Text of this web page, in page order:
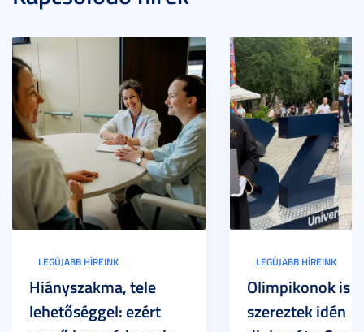
LEGÚJABB HÍREINK
Hiányszakma, tele
lehetőséggel: ezért
LEGÚJABB HÍREINK
Olimpikonok is
szereztek idén